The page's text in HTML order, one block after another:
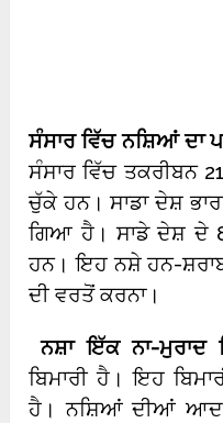
ਸੰਸਾਰ ਵਿੱਚ ਨਸ਼ਿਆਂ ਦਾ
ਸੰਸਾਰ ਵਿੱਚ ਤਕਰੀਬਨ
ਚੁੱਕੇ ਹਨ। ਸਾਡਾ ਦੇਸ਼
ਗਿਆ ਹੈ। ਸਾਡੇ ਦੇਸ਼ ਦੇ
ਹਨ। ਇਹ ਨਸ਼ੇ ਹਨ-
ਦੀ ਵਰਤੋਂ ਕਰਨਾ।
ਨਸ਼ਾ ਇੱਕ ਨਾ-ਮੁਰਾਦ
ਬਿਮਾਰੀ ਹੈ। ਇਹ
ਹੈ। ਨਸ਼ਿਆਂ ਦੀਆਂ